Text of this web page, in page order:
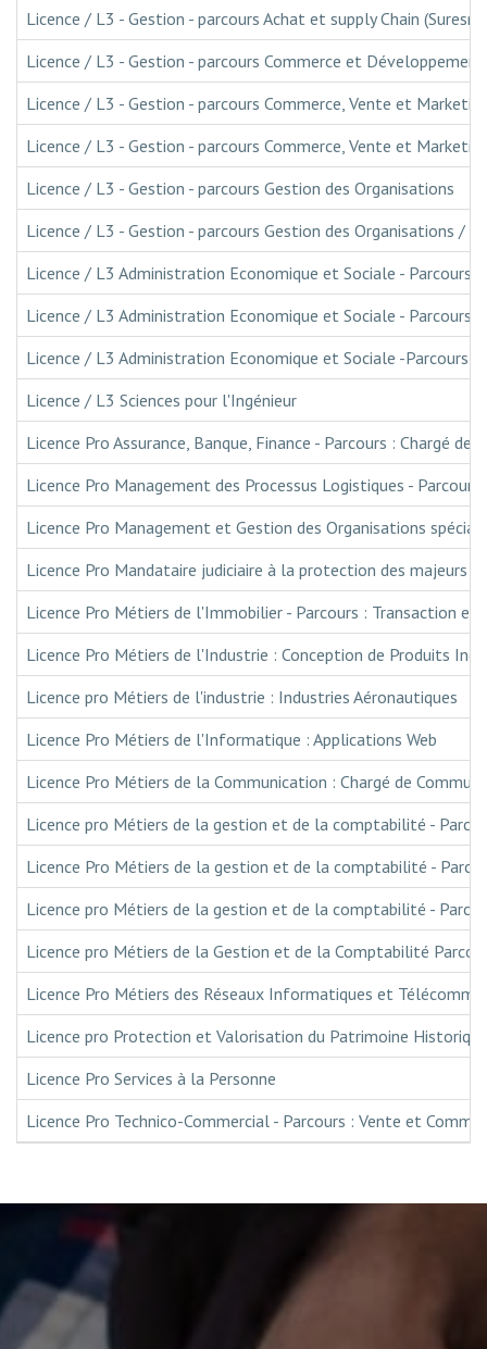
Licence / L3 - Gestion - parcours Achat et supply Chain
Licence / L3 - Gestion - parcours Commerce et
Licence / L3 - Gestion - parcours Commerce, Vente et
Licence / L3 - Gestion - parcours Commerce, Vente et
Licence / L3 - Gestion - parcours Gestion des Organisations
Licence / L3 - Gestion - parcours Gestion des Organisations /
Licence / L3 Administration Economique et Sociale -
Licence / L3 Administration Economique et Sociale - Parcours
Licence / L3 Administration Economique et Sociale -Parcours :
Licence / L3 Sciences pour l'Ingénieur
Licence Pro Assurance, Banque, Finance - Parcours : Chargé
Licence Pro Management des Processus Logistiques -
Licence Pro Management et Gestion des Organisations
Licence Pro Mandataire judiciaire à la protection des majeurs
Licence Pro Métiers de l'Immobilier - Parcours : Transaction
Licence Pro Métiers de l'Industrie : Conception de Produits
Licence pro Métiers de l'industrie : Industries Aéronautiques
Licence Pro Métiers de l'Informatique : Applications Web
Licence Pro Métiers de la Communication : Chargé de
Licence pro Métiers de la gestion et de la comptabilité -
Licence Pro Métiers de la gestion et de la comptabilité -
Licence pro Métiers de la gestion et de la comptabilité -
Licence pro Métiers de la Gestion et de la Comptabilité
Licence Pro Métiers des Réseaux Informatiques et
Licence pro Protection et Valorisation du Patrimoine
Licence Pro Services à la Personne
Licence Pro Technico-Commercial - Parcours : Vente et